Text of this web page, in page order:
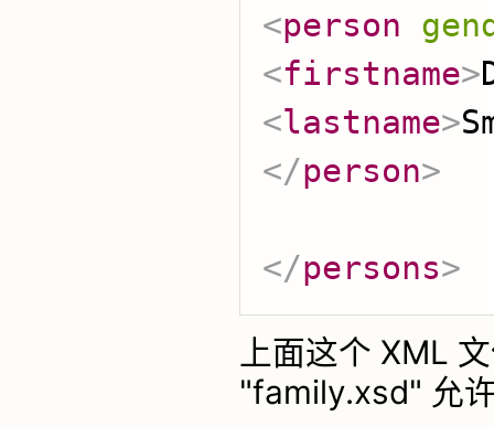
<person
<firstname>
<lastname>
</person>
</persons>
上面这个 XML
"family.xsd" 允